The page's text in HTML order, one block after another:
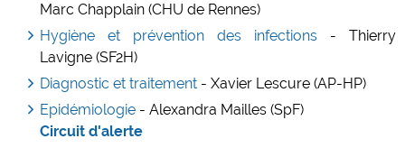
Marc Chapplain (CHU de Rennes)
Hygiène et prévention des infections - Thierry
Lavigne (SF2H)
Diagnostic et traitement - Xavier Lescure (AP-HP)
Epidémiologie - Alexandra Mailles (SpF)
Circuit d'alerte